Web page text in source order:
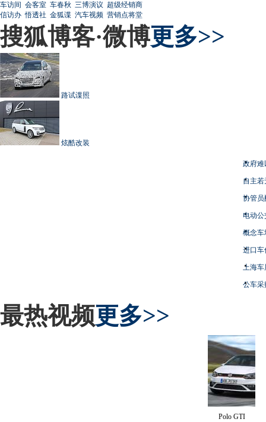
车访间 会客室 车春秋 三博演议 超级经销商
信访办 悟透社 金狐谍 汽车视频 营销点将堂
搜狐博客·微博更多>>
路试谍照
炫酷改装
政府难
自主
协管员
电动
概念车
进口车
上海车
公车采
最热视频更多>>
Polo GTI